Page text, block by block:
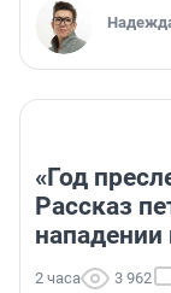
«Год
Рассказ
нападении
2 часа 3 962